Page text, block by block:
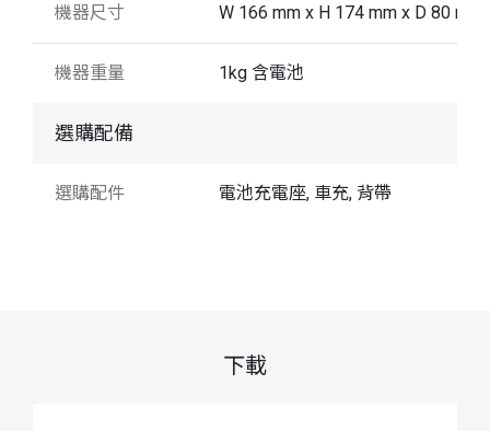
機器尺寸 W 166 mm x H 174 mm x D 80 mm
機器重量 1kg 含電池
選購配備
選購配件 電池充電座, 車充, 背帶
下載